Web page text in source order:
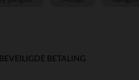
BEVEILIGDE BETALING